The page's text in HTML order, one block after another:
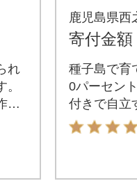
れ
り
ト
鹿児島県西
寄付金額
種子島で育
0パーセン
付きで自立
ク入り。